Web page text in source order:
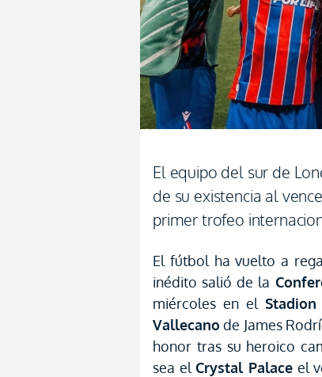
El equipo del sur de
de su existencia al
primer trofeo
El fútbol ha vuelto a
inédito salió de la
miércoles en el Stadion
Vallecano de James
honor tras su heroico
sea elCrystal Palaceel